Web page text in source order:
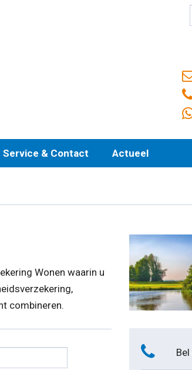
Service & Contact Actueel
Wonen waarin u
combineren.